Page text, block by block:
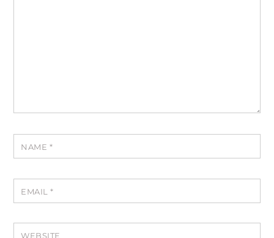
NAME *
EMAIL*
WEBSITE